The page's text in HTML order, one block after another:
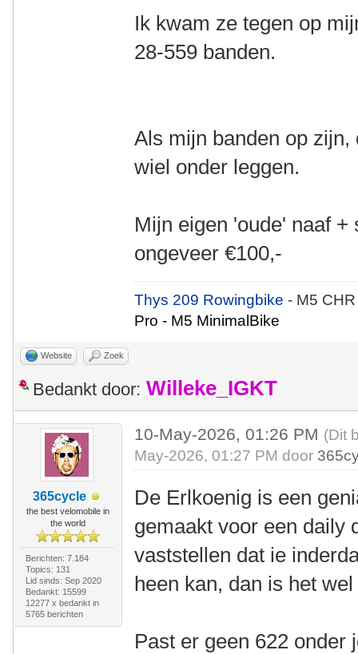
Ik kwam ze tegen op
28-559 banden.
Als mijn banden op
wiel onder leggen.
Mijn eigen 'oude' naaf
ongeveer €100,-
Thys 209 Rowingbike- M5
Pro - M5 MinimalBike
Website Zoek
Bedankt door: Willeke_IGKT
365cycle
the best velomobile in
the world
Berichten: 7.184
Topics: 131
Lid sinds: Sep 2020
Bedankt: 15599
12277 x bedankt in
5765 berichten
10-May-2026, 01:26 PM (Dit
May-2026, 01:27 PM door
De Erlkoenig is een
gemaakt voor een daily
vaststellen dat ie
heen kan, dan is het
Past er geen 622 onder